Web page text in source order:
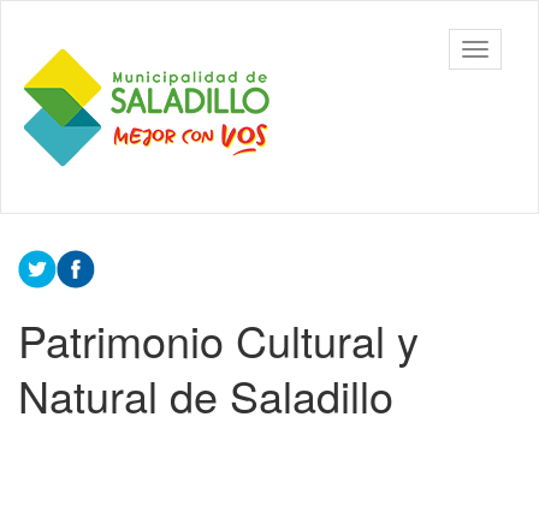
CEDH.
Secretaría
de
Cultura,
Educación
Humanos
barra
Contenido
principal
Patrimonio Cultural y
Natural de Saladillo